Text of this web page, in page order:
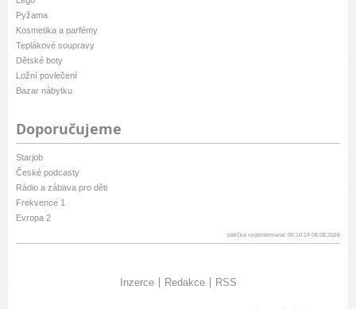
Pyžama
Kosmetika a parfémy
Teplákové soupravy
Dětské boty
Ložní povlečení
Bazar nábytku
Doporučujeme
Starjob
České podcasty
Rádio a zábava pro děti
Frekvence 1
Evropa 2
patička vygenerovaná: 05:10:14 08.08.2026
Inzerce Redakce RSS